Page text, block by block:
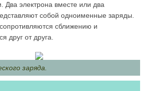
электрона вместе или два
собой одноименные заряды.
сближению и
друг от друга.
заряда.